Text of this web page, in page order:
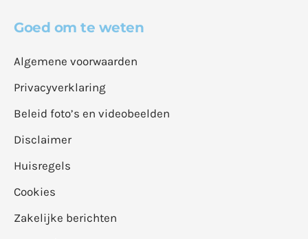
Goed om te weten
Algemene voorwaarden
Privacyverklaring
Beleid foto’s en videobeelden
Disclaimer
Huisregels
Cookies
Zakelijke berichten